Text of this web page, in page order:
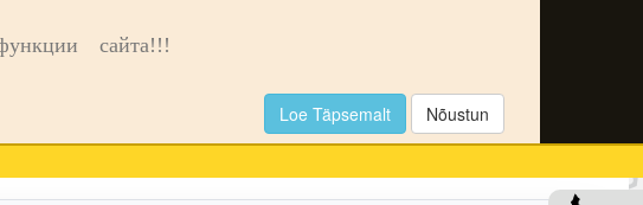
сайта!!!
Loe Täpsemalt Nõustun